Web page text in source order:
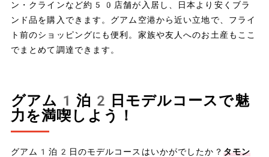
ン・クラインなど約50店舗が入居し、日本より安くブラ
ンド品を購入できます。グアム空港から近い立地で、フライ
ト前のショッピングにも便利。家族や友人へのお土産もここ
でまとめて調達できます。
グアム1泊2日モデルコースで魅
力を満喫しよう！
グアム1泊2日のモデルコースはいかがでしたか？ タモン